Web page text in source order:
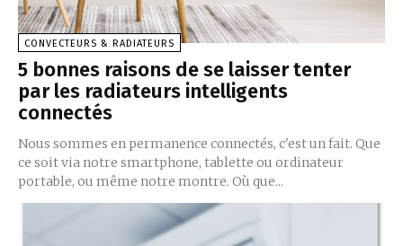
CONVECTEURS & RADIATEURS
5 bonnes raisons de se laisser tenter
par les radiateurs intelligents
connectés
Nous sommes en permanence connectés, c'est un fait. Que
ce soit via notre smartphone, tablette ou ordinateur
portable, ou même notre montre. Où que...